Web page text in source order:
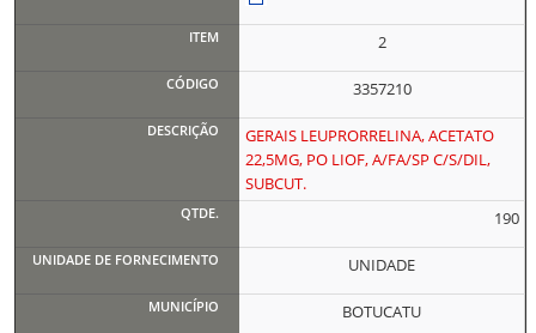
2
3357210
GERAIS LEUPRORRELINA, ACETATO
22,5MG, PO LIOF, A/FA/SP C/S/DIL,
SUBCUT.
190
UNIDADE
BOTUCATU